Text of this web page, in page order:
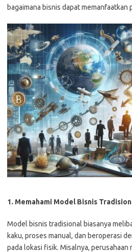
bagaimana bisnis dapat memanfaatkan
1. Memahami Model Bisnis
Model bisnis tradisional biasanya
kaku, proses manual, dan beroperasi
pada lokasi fisik. Misalnya,